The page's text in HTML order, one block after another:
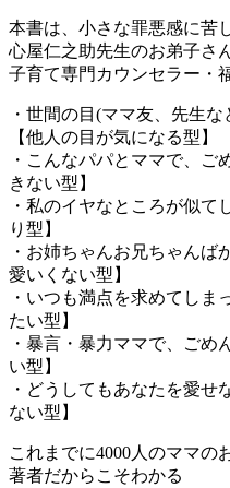
本書は、小さな罪悪感に苦
心屋仁之助先生のお弟子さ
子育て専門カウンセラー・
・世間の目(ママ友、先生
【他人の目が気になる型】
・こんなパパとママで、
きない型】
・私のイヤなところが似て
り型】
・お姉ちゃんお兄ちゃん
愛いくない型】
・いつも満点を求めてしま
たい型】
・暴言・暴力ママで、ごめ
い型】
・どうしてもあなたを愛
ない型】
これまでに4000人のママの
著者だからこそわかる